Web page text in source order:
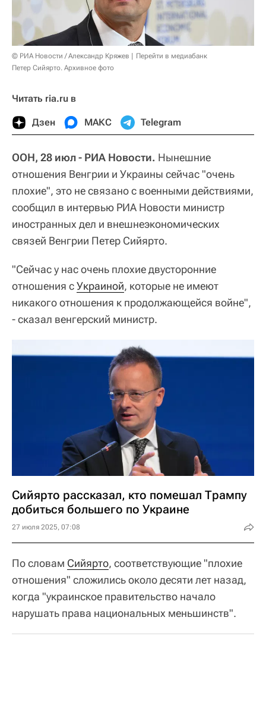
© РИА Новости / Александр Кряжев
Перейти в медиабанк
Петер Сийярто. Архивное фото
Читать ria.ru в
Дзен МАКС Telegram
ООН, 28 июл - РИА Новости. Нынешние
отношения Венгрии и Украины сейчас "очень
плохие", это не связано с военными действиями,
сообщил в интервью РИА Новости министр
иностранных дел и внешнеэкономических
связей Венгрии Петер Сийярто.
"Сейчас у нас очень плохие двусторонние
отношения сУкраиной, которые не имеют
никакого отношения к продолжающейся войне",
- сказал венгерский министр.
Сийярто рассказал, кто помешал Трампу
добиться большего по Украине
27 июля 2025, 07:08
По словам Сийярто, соответствующие "плохие
отношения" сложились около десяти лет назад,
когда "украинское правительство начало
нарушать права национальных меньшинств".